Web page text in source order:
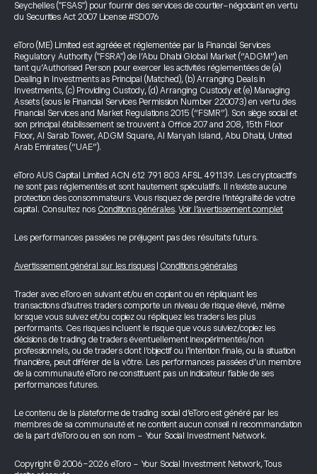
Seychelles ("FSAS") pour fournir des services de courtier-négociant en vertu
du Securities Act 2007 License #SD076
eToro (ME) Limited est agréée et réglementée par la Financial Services
Regulatory Authority ("FSRA") de l’Abu Dhabi Global Market (“ADGM”) en
tant qu’Authorised Person pour exercer les activités réglementées de (a)
Dealing in Investments as Principal (Matched), (b) Arranging Deals in
Investments, (c) Providing Custody, (d) Arranging Custody et (e) Managing
Assets (sous le Financial Services Permission Number 220073) en vertu des
Financial Services and Market Regulations 2015 (“FSMR”). Son siège social et
son principal établissement se trouvent à Office 207 and 208, 15th Floor
Floor, Al Sarab Tower, ADGM Square, Al Maryah Island, Abu Dhabi, United
Arab Emirates (“UAE”).
eToro AUS Capital Limited ACN 612 791 803 AFSL 491139. Les cryptoactifs
ne sont pas réglementés et sont hautement spéculatifs. Il n’existe aucune
protection des consommateurs. Vous risquez de perdre l’intégralité de votre
capital. Consultez nos Conditions générales.Voir l’avertissement complet
Les performances passées ne préjugent pas des résultats futurs.
Avertissement général sur les risques Conditions générales
Trader avec eToro en suivant et/ou en copiant ou en répliquant les
transactions d’autres traders comporte un niveau de risque élevé, même
lorsque vous suivez et/ou copiez ou répliquez les traders les plus
performants. Ces risques incluent le risque que vous suiviez/copiez les
décisions de trading de traders éventuellement inexpérimentés/non
professionnels, ou de traders dont l’objectif ou l’intention finale, ou la situation
financière, peut différer de la vôtre. Les performances passées d’un membre
de la communauté eToro ne constituent pas un indicateur fiable de ses
performances futures.
Le contenu de la plateforme de trading social d’eToro est généré par les
membres de sa communauté et ne contient aucun conseil ni recommandation
de la part d’eToro ou en son nom - Your Social Investment Network.
Copyright © 2006-2026 eToro - Your Social Investment Network, Tous